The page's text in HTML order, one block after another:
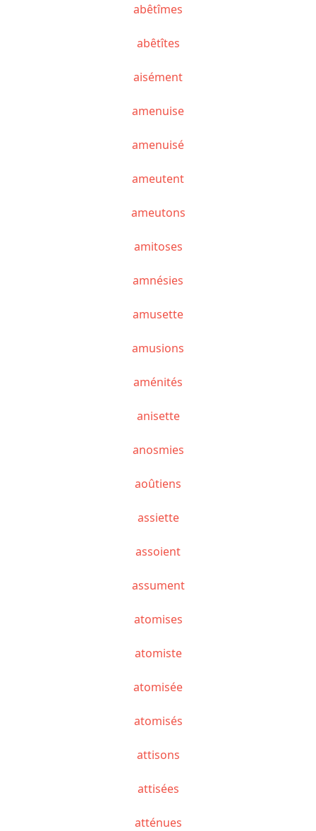
abêtîmes
abêtîtes
aisément
amenuise
amenuisé
ameutent
ameutons
amitoses
amnésies
amusette
amusions
aménités
anisette
anosmies
aoûtiens
assiette
assoient
assument
atomises
atomiste
atomisée
atomisés
attisons
attisées
atténues